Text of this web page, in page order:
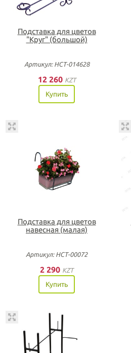
Подставка для цветов
"Круг" (большой)
Артикул: НСТ-014628
12 260 KZT
Купить
Подставка для цветов
навесная (малая)
Артикул: НСТ-00072
2 290 KZT
Купить